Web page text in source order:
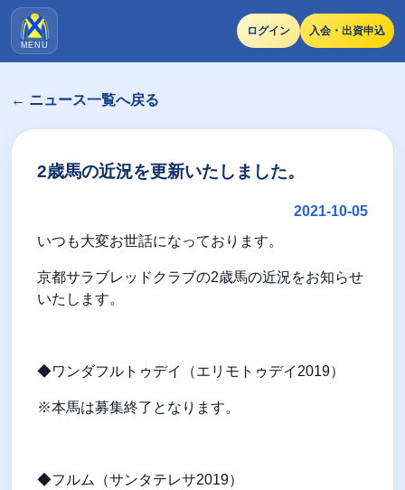
MENU
ログイン 入会・出資申込
← ニュース一覧へ戻る
2歳馬の近況を更新いたしました。
2021-10-05
いつも大変お世話になっております。
京都サラブレッドクラブの2歳馬の近況をお知らせ
いたします。
◆ワンダフルトゥデイ（エリモトゥデイ2019）
※本馬は募集終了となります。
◆フルム（サンタテレサ2019）